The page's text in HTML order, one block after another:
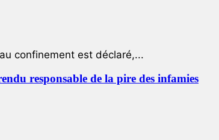
confinement est déclaré,...
responsable de la pire des infamies